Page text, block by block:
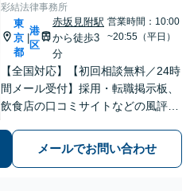
彩結法律事務所
東
京
都
港
区
赤坂見附駅
から徒歩3
分
営業時間：10:00
~20:55（平日）
【全国対応】【初回相談無料／24時
間メール受付】採用・転職掲示板、
飲食店の口コミサイトなどの風評被
の種類を問わず相談可。可能な限り
早期対応で駆けつけサポート【労
メールでお問い合わせ